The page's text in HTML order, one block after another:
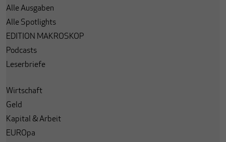
Alle Ausgaben
Alle Spotlights
EDITION MAKROSKOP
Podcasts
Leserbriefe
Wirtschaft
Geld
Kapital & Arbeit
EUROpa